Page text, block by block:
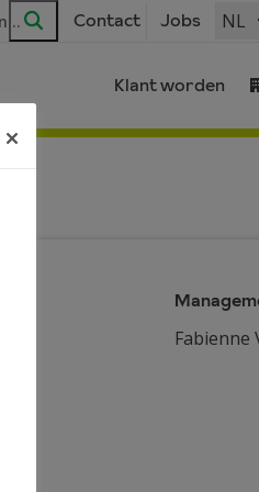
Zoeken
Contact Jobs NL
Klant worden
Fabienne